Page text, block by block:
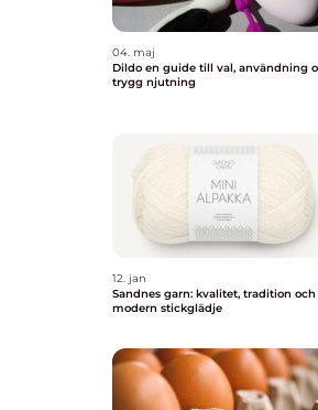
04. maj
Dildo en guide till val, användning och
trygg njutning
12. jan
Sandnes garn: kvalitet, tradition och
modern stickglädje